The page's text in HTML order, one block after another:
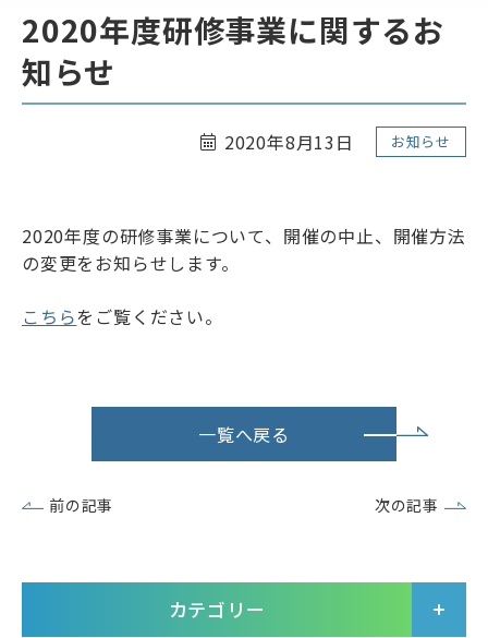
お問い合わせ
アクセス
リンク
サイトマップ
2020年度研修事業に関するお
知らせ
2020年8月13日 お知らせ
2020年度の研修事業について、開催の中止、開催方法
の変更をお知らせします。
こちらをご覧ください。
前の記事
一覧へ戻る
次の記事
カテゴリー